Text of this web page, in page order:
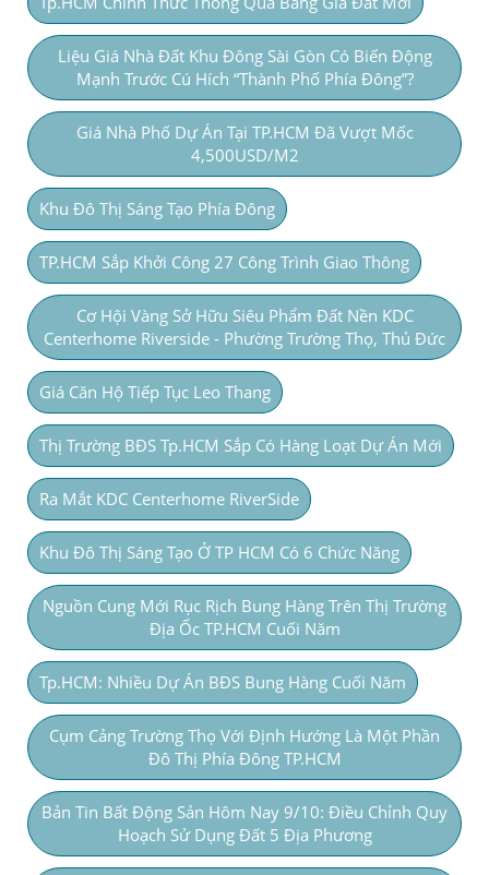
Liệu Giá Nhà Đất Khu Đông Sài Gòn Có Biến Động
Mạnh Trước Cú Hích “thành Phố Phía Đông”?
Giá Nhà Phố Dự Án Tại TP.HCM Đã Vượt Mốc
4,500USD/m2
Khu Đô Thị Sáng Tạo Phía Đông
TP.HCM Sắp Khởi Công 27 Công Trình Giao Thông
Cơ Hội Vàng Sở Hữu Siêu Phẩm Đất Nền KDC
Centerhome Riverside - Phường Trường Thọ, Thủ Đức
Giá Căn Hộ Tiếp Tục Leo Thang
Thị Trường BĐS Tp.HCM Sắp Có Hàng Loạt Dự Án Mới
Ra Mắt KDC Centerhome RiverSide
Khu Đô Thị Sáng Tạo Ở TP HCM Có 6 Chức Năng
Nguồn Cung Mới Rục Rịch Bung Hàng Trên Thị Trường
Địa Ốc TP.HCM Cuối Năm
Tp.HCM: Nhiều Dự Án BĐS Bung Hàng Cuối Năm
Cụm Cảng Trường Thọ Với Định Hướng Là Một Phần
Đô Thị Phía Đông TP.HCM
Bản Tin Bất Động Sản Hôm Nay 9/10: Điều Chỉnh Quy
Hoạch Sử Dụng Đất 5 Địa Phương